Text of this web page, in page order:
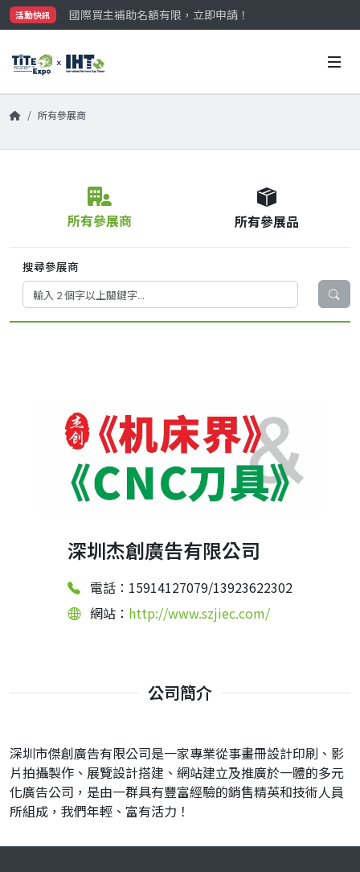
活動快訊
國際買主補助名額有限，立即申請！
參觀門票開放申請中‼️
國際買主補助名額有限，立即申請！
所有參展商
所有參展商 所有參展品
搜尋參展商
深圳杰創廣告有限公司
電話：15914127079/13923622302
網站： http://www.szjiec.com/
公司簡介
深圳市傑創廣告有限公司是一家專業從事畫冊設計印刷、影
片拍攝製作、展覽設計搭建、網站建立及推廣於一體的多元
化廣告公司，是由一群具有豐富經驗的銷售精英和技術人員
所組成，我們年輕、富有活力！